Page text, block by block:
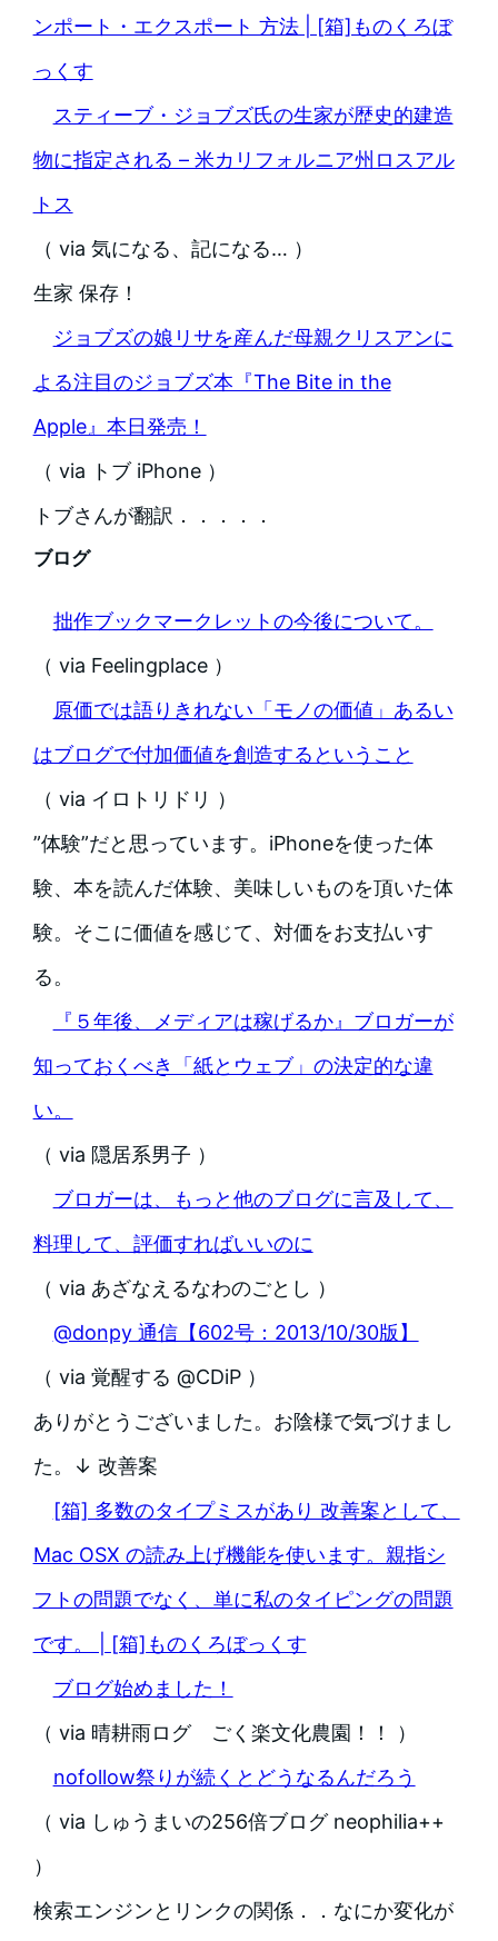
ンポート・エクスポート 方法 | [箱]ものくろぼ
っくす
スティーブ・ジョブズ氏の生家が歴史的建造
物に指定される – 米カリフォルニア州ロスアル
トス
（ via 気になる、記になる… ）
生家 保存！
ジョブズの娘リサを産んだ母親クリスアンに
よる注目のジョブズ本『The Bite in the
Apple』本日発売！
（ via トブ iPhone ）
トブさんが翻訳．．．．．
ブログ
拙作ブックマークレットの今後について。
（ via Feelingplace ）
原価では語りきれない「モノの価値」あるい
はブログで付加価値を創造するということ
（ via イロトリドリ ）
”体験”だと思っています。iPhoneを使った体
験、本を読んだ体験、美味しいものを頂いた体
験。そこに価値を感じて、対価をお支払いす
る。
『５年後、メディアは稼げるか』ブロガーが
知っておくべき「紙とウェブ」の決定的な違
い。
（ via 隠居系男子 ）
ブロガーは、もっと他のブログに言及して、
料理して、評価すればいいのに
（ via あざなえるなわのごとし ）
@donpy 通信【602号：2013/10/30版】
（ via 覚醒する @CDiP ）
ありがとうございました。お陰様で気づけまし
た。↓ 改善案
[箱] 多数のタイプミスがあり 改善案として、
Mac OSX の読み上げ機能を使います。親指シ
フトの問題でなく、単に私のタイピングの問題
です。 | [箱]ものくろぼっくす
ブログ始めました！
（ via 晴耕雨ログ ごく楽文化農園！！ ）
nofollow祭りが続くとどうなるんだろう
（ via しゅうまいの256倍ブログ neophilia++
）
検索エンジンとリンクの関係．．なにか変化が